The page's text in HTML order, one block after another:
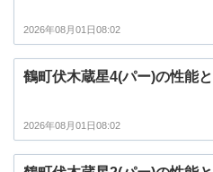
2026年08月01日08:02
鶴町伏木蔵星4(パー)の性能
2026年08月01日08:02